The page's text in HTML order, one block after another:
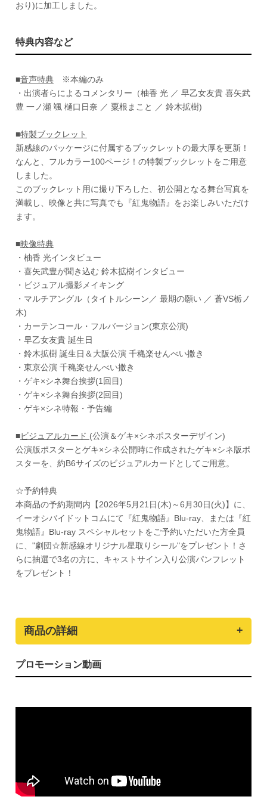
おり)に加工しました。
特典内容など
■音声特典
※本編のみ
・出演者らによるコメンタリー（柚香 光 ／ 早乙女友貴 喜矢武
豊 一ノ瀬 颯 樋口日奈 ／ 粟根まこと ／ 鈴木拡樹)
■特製ブックレット
新感線のパッケージに付属するブックレットの最大厚を更新！
なんと、フルカラー100ページ！の特製ブックレットをご用意
しました。
このブックレット用に撮り下ろした、初公開となる舞台写真を
満載し、映像と共に写真でも『紅鬼物語』をお楽しみいただけ
ます。
■映像特典
・柚香 光インタビュー
・喜矢武豊が聞き込む 鈴木拡樹インタビュー
・ビジュアル撮影メイキング
・マルチアングル（タイトルシーン／ 最期の願い ／ 蒼VS栃ノ
木)
・カーテンコール・フルバージョン(東京公演)
・早乙女友貴 誕生日
・鈴木拡樹 誕生日＆大阪公演 千穐楽せんべい撒き
・東京公演 千穐楽せんべい撒き
・ゲキ×シネ舞台挨拶(1回目)
・ゲキ×シネ舞台挨拶(2回目)
・ゲキ×シネ特報・予告編
■ビジュアルカード (公演＆ゲキ×シネポスターデザイン)
公演版ポスターとゲキ×シネ公開時に作成されたゲキ×シネ版ポ
スターを、約B6サイズのビジュアルカードとしてご用意。
☆予約特典
本商品の予約期間内【2026年5月21日(木)～6月30日(火)】に、
イーオシバイドットコムにて『紅鬼物語』Blu-ray、または『紅
鬼物語』Blu-ray スペシャルセットをご予約いただいた方全員
に、"劇団☆新感線オリジナル星取りシール"をプレゼント！さ
らに抽選で3名の方に、キャストサイン入り公演パンフレット
をプレゼント！
商品の詳細
プロモーション動画